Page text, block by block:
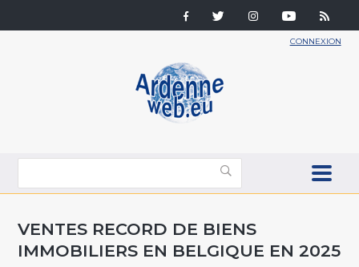
CONNEXION
VENTES RECORD DE BIENS
IMMOBILIERS EN BELGIQUE EN 2025